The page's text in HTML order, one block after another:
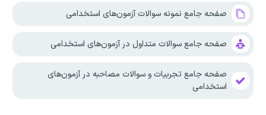
صفحه جامع نمونه سوالات آزمون‌های استخدامی
صفحه جامع سوالات متداول در آزمون‌های استخدامی
صفحه جامع تجربیات و سوالات مصاحبه در آزمون‌های
استخدامی